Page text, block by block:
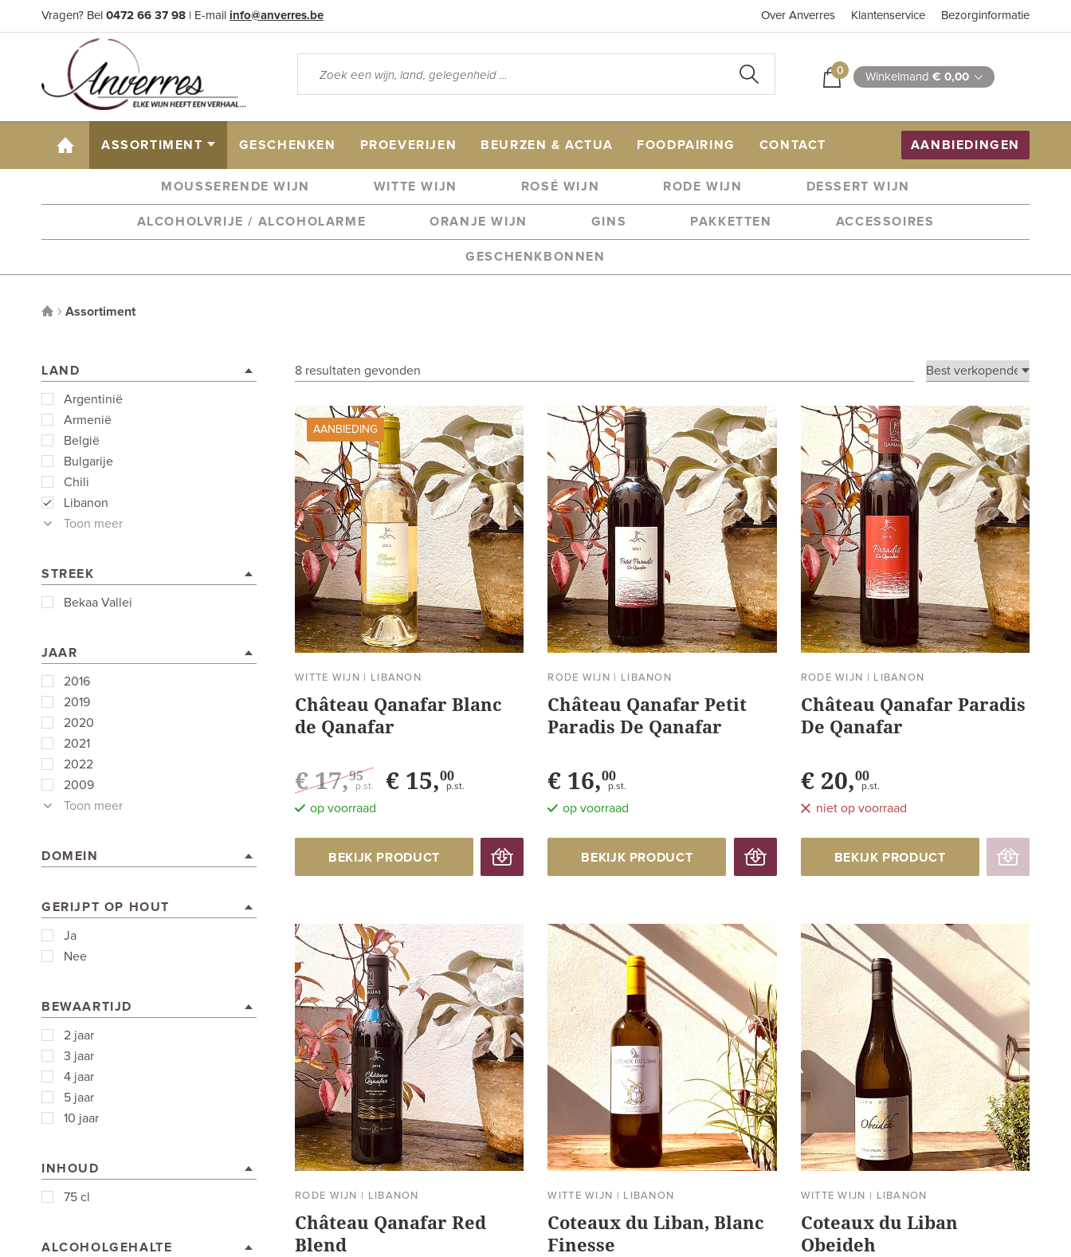
Vragen? Bel 0472 66 37 98 | E-mail info@anverres.be Over Anverres Klantenservice Bezorginformatie
0 Winkelmand € 0,00
HOME ASSORTIMENT GESCHENKEN PROEVERIJEN BEURZEN & ACTUA FOODPAIRING CONTACT AANBIEDINGEN
MOUSSERENDE WIJN WITTE WIJN ROSÉ WIJN RODE WIJN DESSERT WIJN
ALCOHOLVRIJE / ALCOHOLARME ORANJE WIJN GINS PAKKETTEN ACCESSOIRES
GESCHENKBONNEN
Assortiment
LAND
Argentinië
Armenië
België
Bulgarije
Chili
Libanon
Toon meer
STREEK
Bekaa Vallei
JAAR
2016
2019
2020
2021
2022
2009
Toon meer
DOMEIN
GERIJPT OP HOUT
Ja
Nee
BEWAARTIJD
2 jaar
3 jaar
4 jaar
5 jaar
10 jaar
INHOUD
75 cl
ALCOHOLGEHALTE
8 resultaten gevonden
AANBIEDING
WITTE WIJN | LIBANON
Château Qanafar Blanc
de Qanafar
€ 17,95
p.st. € 15,00
p.st.
op voorraad
BEKIJK PRODUCT
RODE WIJN | LIBANON
Château Qanafar Petit
Paradis De Qanafar
€ 16,00
p.st.
op voorraad
BEKIJK PRODUCT
RODE WIJN | LIBANON
Château Qanafar Paradis
De Qanafar
€ 20,00
p.st.
niet op voorraad
BEKIJK PRODUCT
RODE WIJN | LIBANON
Château Qanafar Red
Blend
WITTE WIJN | LIBANON
Coteaux du Liban, Blanc
Finesse
WITTE WIJN | LIBANON
Coteaux du Liban
Obeideh